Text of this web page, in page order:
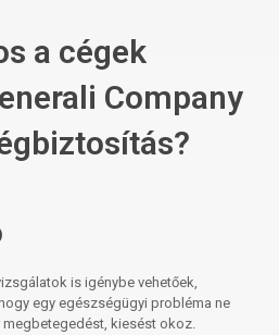
a cégek
Company
is igénybe vehetőek,
egy egészségügyi probléma ne
kiesést okoz.